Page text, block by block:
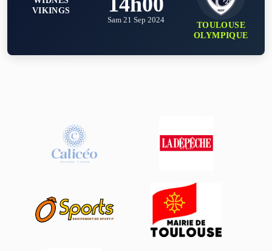
VIKINGS
Sam 21 Sep 2024
TOULOUSE
OLYMPIQUE